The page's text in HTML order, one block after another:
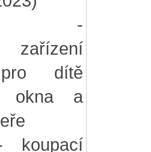
zařízení
pro dítě
okna a